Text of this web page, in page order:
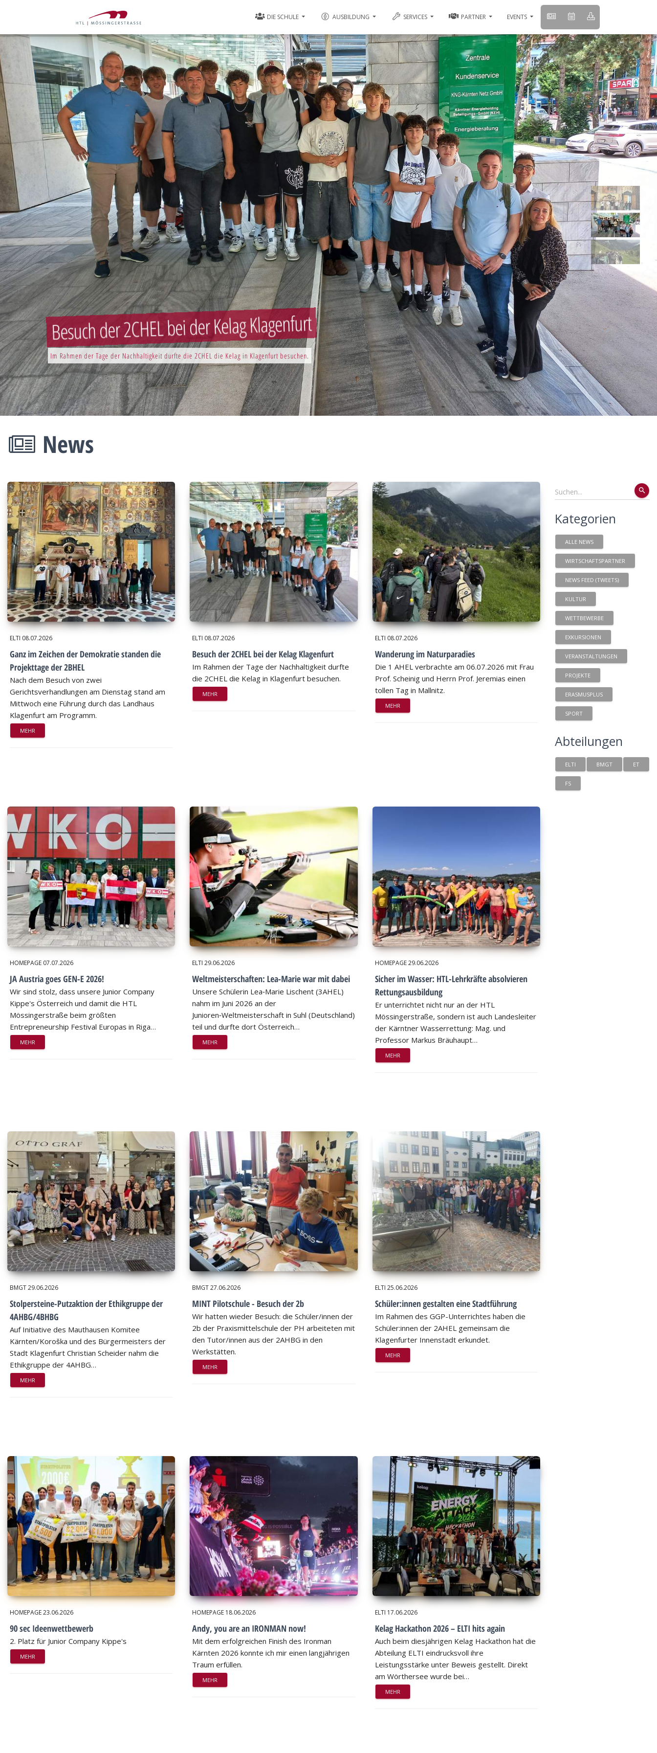
DIE SCHULE AUSBILDUNG SERVICES PARTNER EVENTS
Im Rahmen der Tage der Nachhaltigkeit durfte die 2CHEL die Kelag in Klagenfurt besuchen.
Besuch der 2CHEL bei der Kelag Klagenfurt
News
ELTI 08.07.2026
Ganz im Zeichen der Demokratie standen die
Projekttage der 2BHEL
Nach dem Besuch von zwei
Gerichtsverhandlungen am Dienstag stand am
Mittwoch eine Führung durch das Landhaus
Klagenfurt am Programm.
MEHR
ELTI 08.07.2026
Besuch der 2CHEL bei der Kelag Klagenfurt
Im Rahmen der Tage der Nachhaltigkeit durfte
die 2CHEL die Kelag in Klagenfurt besuchen.
MEHR
ELTI 08.07.2026
Wanderung im Naturparadies
Die 1 AHEL verbrachte am 06.07.2026 mit Frau
Prof. Scheinig und Herrn Prof. Jeremias einen
tollen Tag in Mallnitz.
MEHR
HOMEPAGE 07.07.2026
JA Austria goes GEN-E 2026!
Wir sind stolz, dass unsere Junior Company
Kippe's Österreich und damit die HTL
Mössingerstraße beim größten
Entrepreneurship Festival Europas in Riga…
MEHR
ELTI29.06.2026
Weltmeisterschaften: Lea-Marie war mit dabei
Unsere Schülerin Lea‑Marie Lischent (3AHEL)
nahm im Juni 2026 an der
Junioren‑Weltmeisterschaft in Suhl (Deutschland)
teil und durfte dort Österreich…
MEHR
HOMEPAGE29.06.2026
Sicher im Wasser: HTL-Lehrkräfte absolvieren
Rettungsausbildung
Er unterrichtet nicht nur an der HTL
Mössingerstraße, sondern ist auch Landesleiter
der Kärntner Wasserrettung: Mag. und
Professor Markus Bräuhaupt…
MEHR
BMGT29.06.2026
Stolpersteine-Putzaktion der Ethikgruppe der
4AHBG/4BHBG
Auf Initiative des Mauthausen Komitee
Kärnten/Koroška und des Bürgermeisters der
Stadt Klagenfurt Christian Scheider nahm die
Ethikgruppe der 4AHBG…
MEHR
BMGT27.06.2026
MINT Pilotschule - Besuch der 2b
Wir hatten wieder Besuch: die Schüler/innen der
2b der Praxismittelschule der PH arbeiteten mit
den Tutor/innen aus der 2AHBG in den
Werkstätten.
MEHR
ELTI 25.06.2026
Schüler:innen gestalten eine Stadtführung
Im Rahmen des GGP-Unterrichtes haben die
Schüler:innen der 2AHEL gemeinsam die
Klagenfurter Innenstadt erkundet.
MEHR
HOMEPAGE23.06.2026
90 sec Ideenwettbewerb
2. Platz für Junior Company Kippe's
MEHR
HOMEPAGE 18.06.2026
Andy, you are an IRONMAN now!
Mit dem erfolgreichen Finish des Ironman
Kärnten 2026 konnte ich mir einen langjährigen
Traum erfüllen.
MEHR
ELTI 17.06.2026
Kelag Hackathon 2026 – ELTI hits again
Auch beim diesjährigen Kelag Hackathon hat die
Abteilung ELTI eindrucksvoll ihre
Leistungsstärke unter Beweis gestellt. Direkt
am Wörthersee wurde bei…
MEHR
search
Kategorien
ALLE NEWS
WIRTSCHAFTSPARTNER
NEWS FEED (TWEETS)
KULTUR
WETTBEWERBE
EXKURSIONEN
VERANSTALTUNGEN
PROJEKTE
ERASMUSPLUS
SPORT
Abteilungen
ELTI BMGT ET
FS